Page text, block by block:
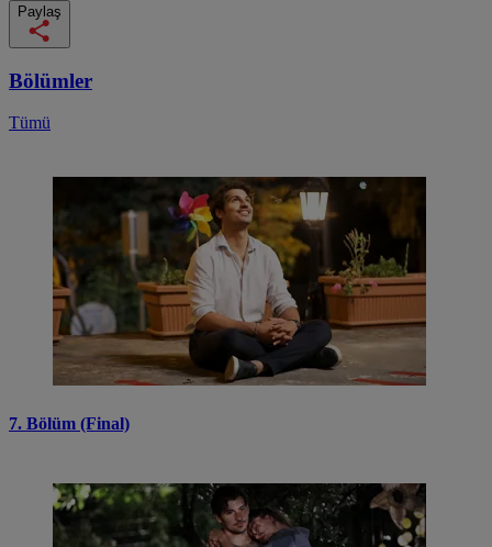
Paylaş
Bölümler
Tümü
7. Bölüm (Final)